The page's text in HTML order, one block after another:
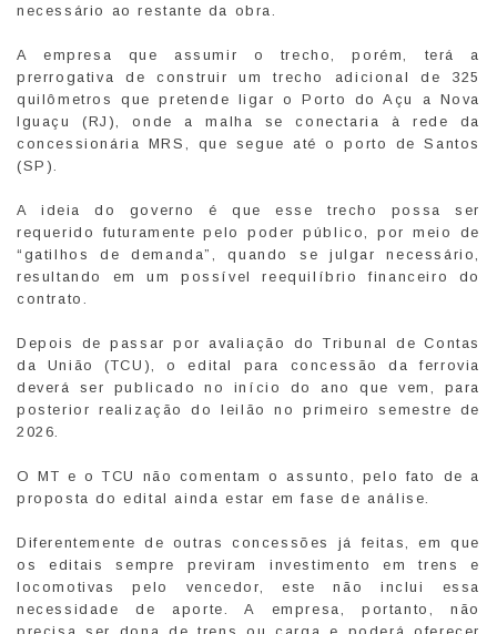
necessário ao restante da obra.
A empresa que assumir o trecho, porém, terá a
prerrogativa de construir um trecho adicional de 325
quilômetros que pretende ligar o Porto do Açu a Nova
Iguaçu (RJ), onde a malha se conectaria à rede da
concessionária MRS, que segue até o porto de Santos
(SP).
A ideia do governo é que esse trecho possa ser
requerido futuramente pelo poder público, por meio de
“gatilhos de demanda”, quando se julgar necessário,
resultando em um possível reequilíbrio financeiro do
contrato.
Depois de passar por avaliação do Tribunal de Contas
da União (TCU), o edital para concessão da ferrovia
deverá ser publicado no início do ano que vem, para
posterior realização do leilão no primeiro semestre de
2026.
O MT e o TCU não comentam o assunto, pelo fato de a
proposta do edital ainda estar em fase de análise.
Diferentemente de outras concessões já feitas, em que
os editais sempre previram investimento em trens e
locomotivas pelo vencedor, este não inclui essa
necessidade de aporte. A empresa, portanto, não